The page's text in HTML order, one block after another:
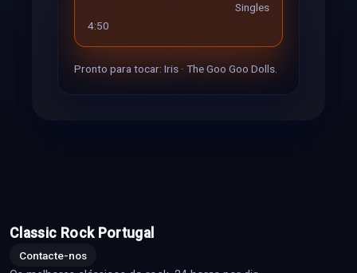
Singles
4:50
Pronto para tocar: Iris · The Goo Goo Dolls.
Classic Rock Portugal
Contacte-nos